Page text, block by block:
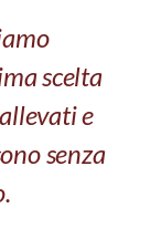
scelta
e
senza